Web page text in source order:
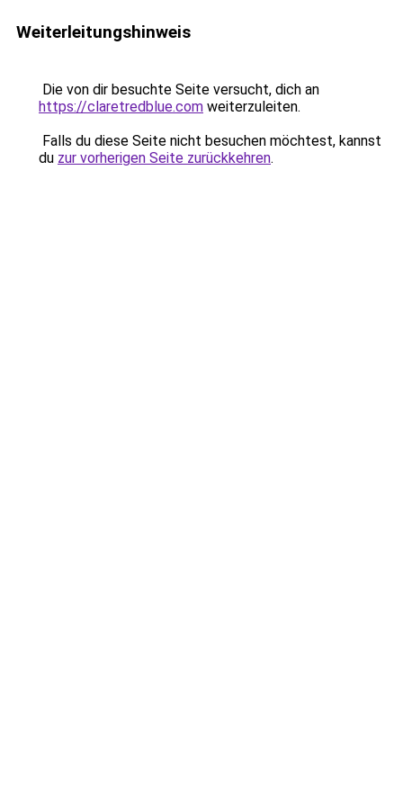
Weiterleitungshinweis
Die von dir besuchte Seite versucht, dich an
https://claretredblue.com weiterzuleiten.
Falls du diese Seite nicht besuchen möchtest, kannst
du zur vorherigen Seite zurückkehren.